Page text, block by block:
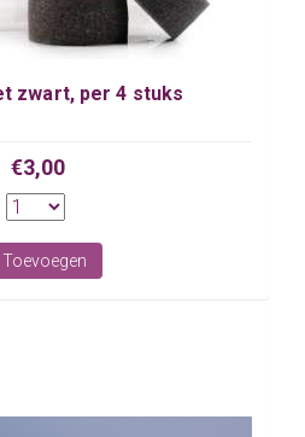
zwart, per 4 stuks
€3,00
Toevoegen